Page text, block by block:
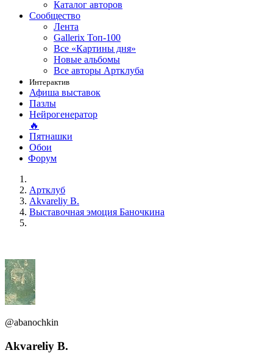
Каталог авторов
Сообщество
Лента
Gallerix Топ-100
Все «Картины дня»
Новые альбомы
Все авторы Артклуба
Интерактив
Афиша выставок
Пазлы
Нейрогенератор
🔥
Пятнашки
Обои
Форум
Артклуб
Akvareliy B.
Выставочная эмоция Баночкина
@abanochkin
Akvareliy B.